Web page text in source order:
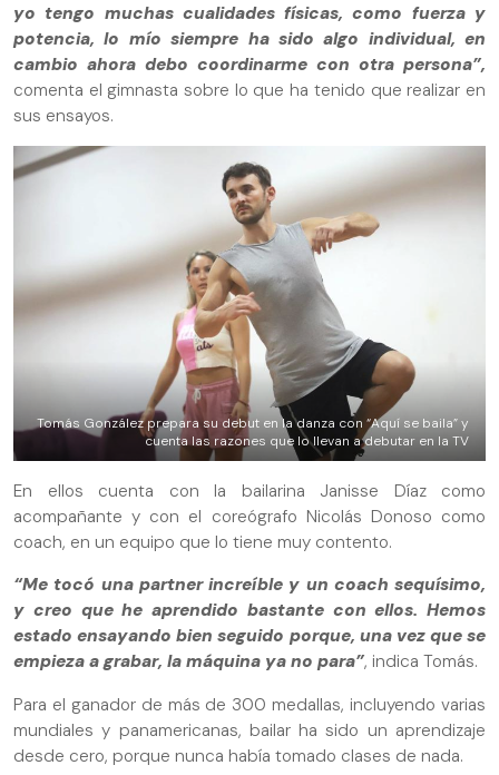
yo tengo muchas cualidades físicas, como fuerza y
potencia, lo mío siempre ha sido algo individual, en
cambio ahora debo coordinarme con otra persona”,
comenta el gimnasta sobre lo que ha tenido que realizar en
sus ensayos.
Tomás González prepara su debut en la danza con “Aquí se baila” y
cuenta las razones que lo llevan a debutar en la TV
En ellos cuenta con la bailarina Janisse Díaz como
acompañante y con el coreógrafo Nicolás Donoso como
coach, en un equipo que lo tiene muy contento.
“Me tocó una partner increíble y un coach sequísimo,
y creo que he aprendido bastante con ellos. Hemos
estado ensayando bien seguido porque, una vez que se
empieza a grabar, la máquina ya no para”, indica Tomás.
Para el ganador de más de 300 medallas, incluyendo varias
mundiales y panamericanas, bailar ha sido un aprendizaje
desde cero, porque nunca había tomado clases de nada.